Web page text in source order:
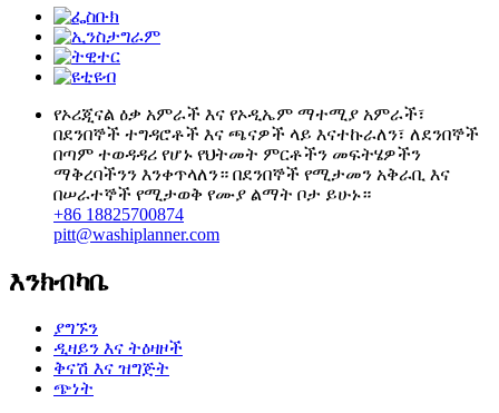
የኦሪጂናል ዕቃ አምራች እና የኦዲኤም ማተሚያ አምራች፣
በደንበኞች ተግዳሮቶች እና ጫናዎች ላይ እናተኩራለን፣ ለደንበኞች
በጣም ተወዳዳሪ የሆኑ የህትመት ምርቶችን መፍትሄዎችን
ማቅረባችንን እንቀጥላለን። በደንበኞች የሚታመን አቅራቢ እና
በሠራተኞች የሚታወቅ የሙያ ልማት ቦታ ይሁኑ።
+86 18825700874
pitt@washiplanner.com
እንክብካቤ
ያግኙን
ዲዛይን እና ትዕዛዞች
ቅናሽ እና ዝግጅት
ጭነት